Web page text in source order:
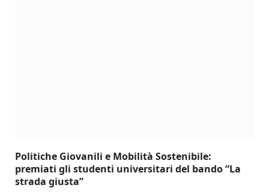
Politiche Giovanili e Mobilità Sostenibile:
premiati gli studenti universitari del bando “La
strada giusta”